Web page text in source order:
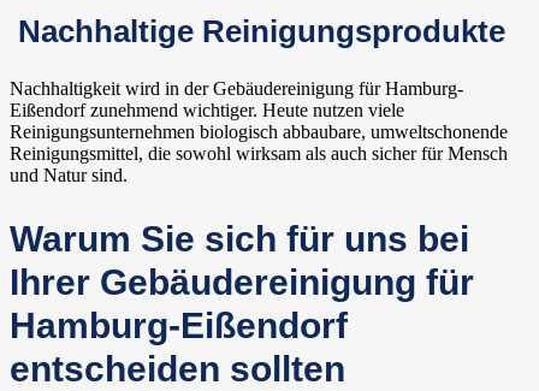
Nachhaltige Reinigungsprodukte
Nachhaltigkeit wird in der Gebäudereinigung für Hamburg-
Eißendorf zunehmend wichtiger. Heute nutzen viele
Reinigungsunternehmen biologisch abbaubare, umweltschonende
Reinigungsmittel, die sowohl wirksam als auch sicher für Mensch
und Natur sind.
Warum Sie sich für uns bei
Ihrer Gebäudereinigung für
Hamburg-Eißendorf
entscheiden sollten